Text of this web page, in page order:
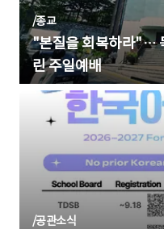
/종교
"본질을 회복하라"…
린 주일예배
/공관소식